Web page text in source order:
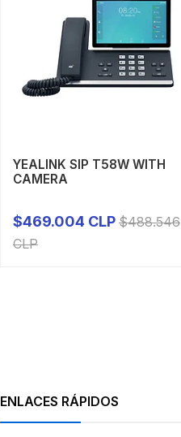
YEALINK SIP T58W WITH
CAMERA
-
$469.004 CLP $488.546
CLP
ENLACES RÁPIDOS